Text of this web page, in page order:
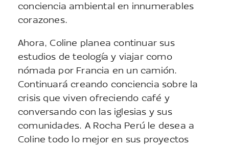
conciencia ambiental en innumerables
corazones.
Ahora, Coline planea continuar sus
estudios de teología y viajar como
nómada por Francia en un camión.
Continuará creando conciencia sobre la
crisis que viven ofreciendo café y
conversando con las iglesias y sus
comunidades. A Rocha Perú le desea a
Coline todo lo mejor en sus proyectos